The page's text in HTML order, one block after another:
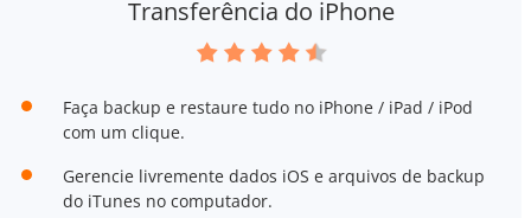
Transferência do iPhone
Faça backup e restaure tudo no iPhone / iPad / iPod
com um clique.
Gerencie livremente dados iOS e arquivos de backup
do iTunes no computador.